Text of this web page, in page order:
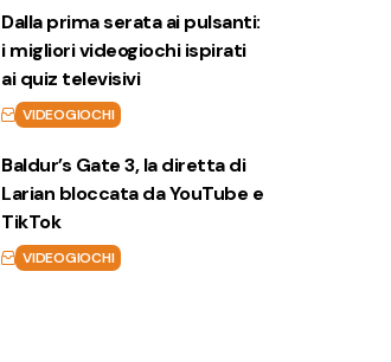
Dalla prima serata ai pulsanti:
i migliori videogiochi ispirati
ai quiz televisivi
VIDEOGIOCHI
Baldur’s Gate 3, la diretta di
Larian bloccata da YouTube e
TikTok
VIDEOGIOCHI